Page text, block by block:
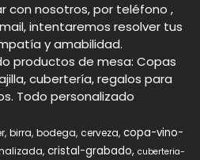
con nosotros, por teléfono ,
intentaremos resolver tus
y amabilidad.
productos de mesa: Copas
cubertería, regalos para
Todo personalizado
birra bodega cerveza copa-vino-
cristal-grabado cuberteria-